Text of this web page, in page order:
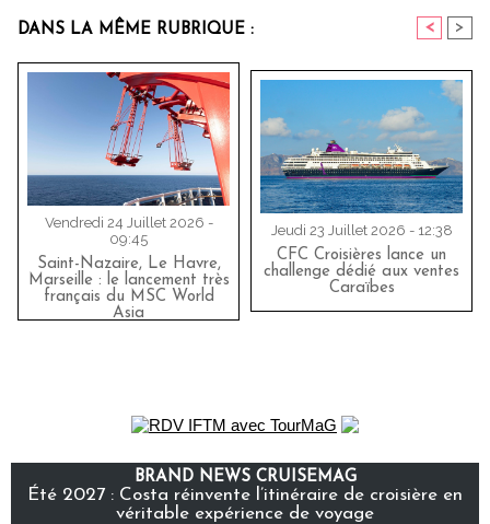
DANS LA MÊME RUBRIQUE : < >
Vendredi 24 Juillet 2026 -
09:45
Saint-Nazaire, Le Havre,
Marseille : le lancement très
français du MSC World
Asia
Jeudi 23 Juillet 2026 - 12:38
CFC Croisières lance un
challenge dédié aux ventes
Caraïbes
BRAND NEWS CRUISEMAG
Été 2027 : Costa réinvente l’itinéraire de croisière en
véritable expérience de voyage